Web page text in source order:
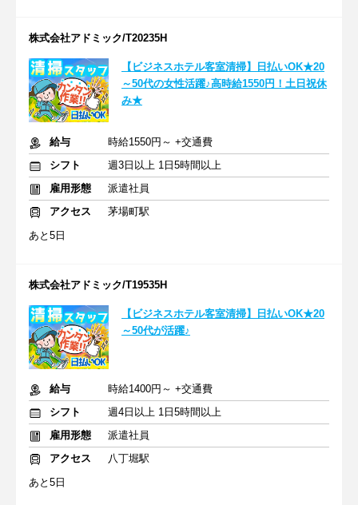
株式会社アドミック/T20235H
【ビジネスホテル客室清掃】日払いOK★20
～50代の女性活躍♪高時給1550円！土日祝休
み★
給与
時給1550円～ +交通費
シフト
週3日以上 1日5時間以上
雇用形態
派遣社員
アクセス
茅場町駅
あと5日
株式会社アドミック/T19535H
【ビジネスホテル客室清掃】日払いOK★20
～50代が活躍♪
給与
時給1400円～ +交通費
シフト
週4日以上 1日5時間以上
雇用形態
派遣社員
アクセス
八丁堀駅
あと5日